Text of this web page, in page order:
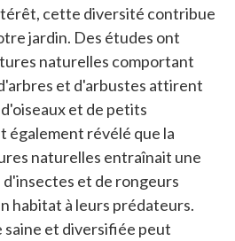
cette diversité contribue
jardin. Des études ont
naturelles comportant
et d'arbustes attirent
et de petits
également révélé que la
naturelles entraînait une
et de rongeurs
habitat à leurs prédateurs.
et diversifiée peut